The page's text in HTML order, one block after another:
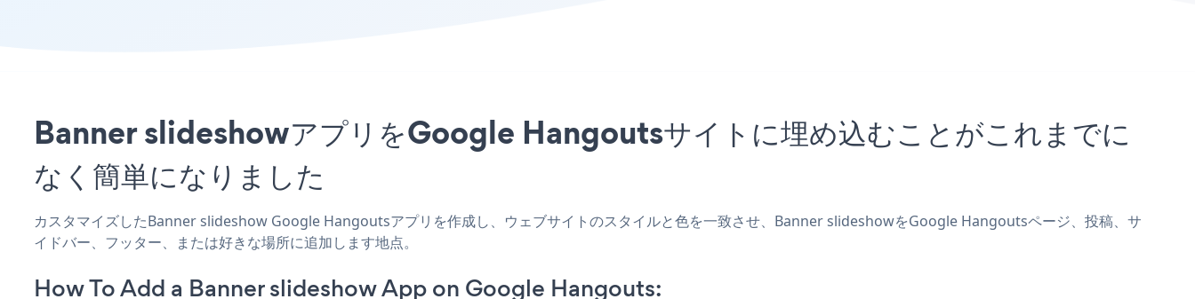
Banner slideshowアプリをGoogle Hangoutsサイトに埋め込むことがこれまでに
なく簡単になりました
カスタマイズしたBanner slideshow Google Hangoutsアプリを作成し、ウェブサイトのスタイルと色を一致させ、Banner slideshowをGoogle Hangoutsページ、投稿、サ
イドバー、フッター、または好きな場所に追加します地点。
How To Add a Banner slideshow App on Google Hangouts: